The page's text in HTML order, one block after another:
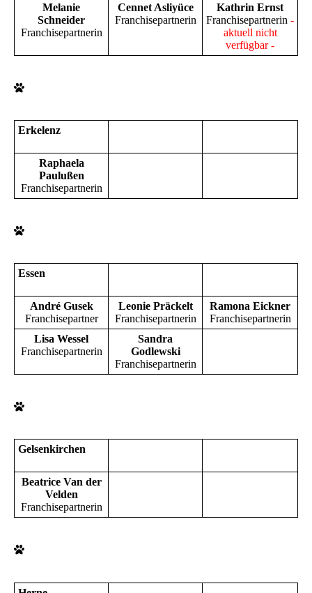
Melanie
Schneider
Franchisepartnerin
Cennet Asliyüce
Franchisepartnerin
Kathrin Ernst
Franchisepartnerin -
aktuell nicht
verfügbar -
Erkelenz
Raphaela
Paulußen
Franchisepartnerin
Essen
André Gusek
Franchisepartner
Leonie Präckelt
Franchisepartnerin
Ramona Eickner
Franchisepartnerin
Lisa Wessel
Franchisepartnerin
Sandra
Godlewski
Franchisepartnerin
Gelsenkirchen
Beatrice Van der
Velden
Franchisepartnerin